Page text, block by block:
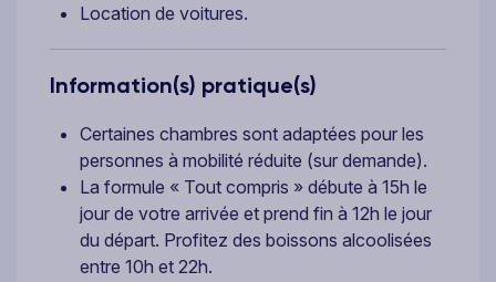
Location de voitures.
Information(s) pratique(s)
Certaines chambres sont adaptées pour les
personnes à mobilité réduite (sur demande).
La formule « Tout compris » débute à 15h le
jour de votre arrivée et prend fin à 12h le jour
du départ. Profitez des boissons alcoolisées
entre 10h et 22h.